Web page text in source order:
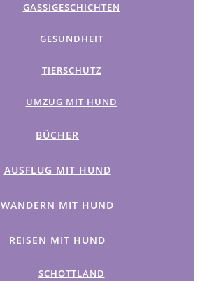
GASSIGESCHICHTEN
GESUNDHEIT
TIERSCHUTZ
UMZUG MIT HUND
BÜCHER
AUSFLUG MIT HUND
WANDERN MIT HUND
REISEN MIT HUND
SCHOTTLAND